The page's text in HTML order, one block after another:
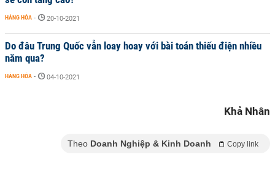
HÀNG HÓA - 20-10-2021
Do đâu Trung Quốc vẫn loay hoay với bài toán thiếu điện nhiều
năm qua?
HÀNG HÓA - 04-10-2021
Khả Nhân
Theo Doanh Nghiệp & Kinh Doanh Copy link